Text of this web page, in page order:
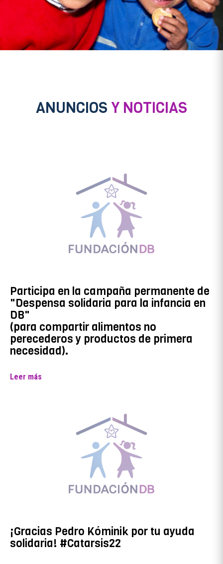
ANUNCIOS Y NOTICIAS
Participa en la campaña permanente de
"Despensa solidaria para la infancia en
DB"
(para compartir alimentos no
perecederos y productos de primera
necesidad).
Leer más
¡Gracias Pedro Kóminik por tu ayuda
solidaria! #Catarsis22